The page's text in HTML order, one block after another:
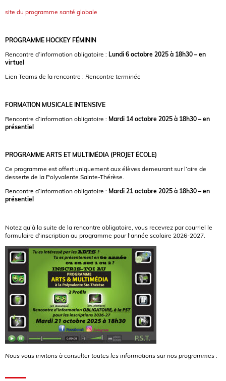
site du programme santé globale
PROGRAMME HOCKEY FÉMININ
Rencontre d’information obligatoire : Lundi 6 octobre 2025 à 18h30 – en
virtuel
Lien Teams de la rencontre : Rencontre terminée
FORMATION MUSICALE INTENSIVE
Rencontre d’information obligatoire : Mardi 14 octobre 2025 à 18h30 – en
présentiel
PROGRAMME ARTS ET MULTIMÉDIA (PROJET ÉCOLE)
Ce programme est offert uniquement aux élèves demeurant sur l’aire de
desserte de la Polyvalente Sainte-Thérèse.
Rencontre d’information obligatoire : Mardi 21 octobre 2025 à 18h30 – en
présentiel
Notez qu’à la suite de la rencontre obligatoire, vous recevrez par courriel le
formulaire d’inscription au programme pour l’année scolaire 2026-2027.
Nous vous invitons à consulter toutes les informations sur nos programmes :